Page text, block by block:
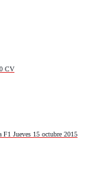
CV
Jueves 15 octubre 2015